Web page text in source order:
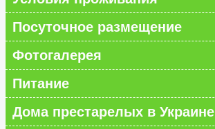
Посуточное размещение
Фотогалерея
Питание
Дома престарелых в Украине